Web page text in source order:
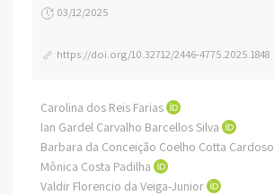
03/12/2025
https://doi.org/10.32712/2446-4775.2025.1848
Carolina dos Reis Farias
Ian Gardel Carvalho Barcellos Silva
Barbara da Conceição Coelho Cotta Cardoso
Mônica Costa Padilha
Valdir Florencio da Veiga-Junior